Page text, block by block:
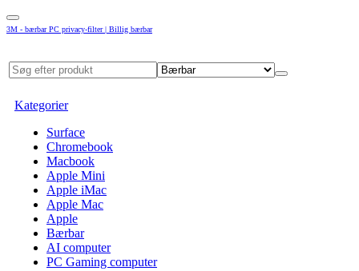
3M - bærbar PC privacy-filter | Billig bærbar
Kategorier
Surface
Chromebook
Macbook
Apple Mini
Apple iMac
Apple Mac
Apple
Bærbar
AI computer
PC Gaming computer